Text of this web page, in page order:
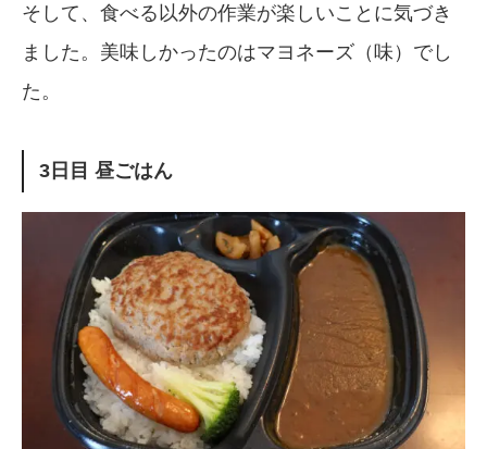
そして、食べる以外の作業が楽しいことに気づき
ました。美味しかったのはマヨネーズ（味）でし
た。
3日目 昼ごはん